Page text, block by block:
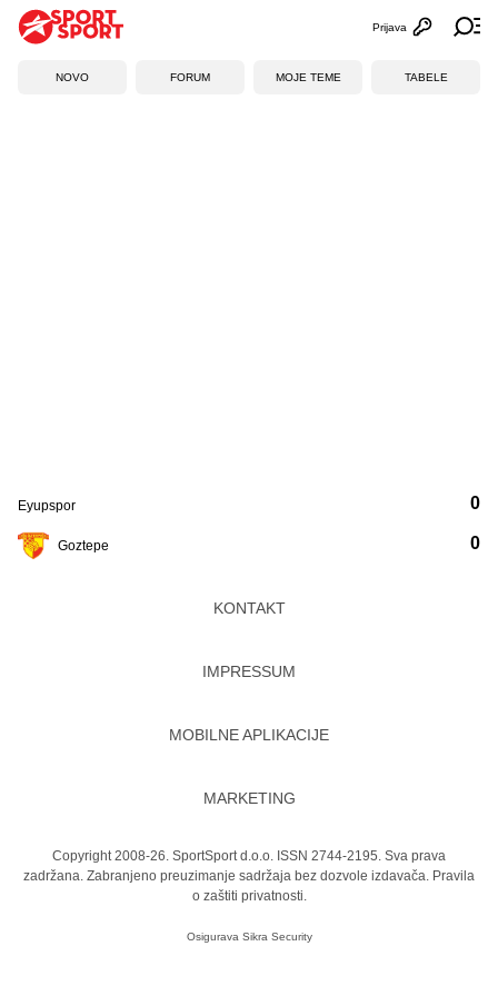
Otvori
Prijava
NOVO FORUM MOJE TEME TABELE
Eyupspor
Goztepe
0
0
KONTAKT
IMPRESSUM
MOBILNE APLIKACIJE
MARKETING
Copyright 2008-26. SportSport d.o.o. ISSN 2744-2195. Sva prava
zadržana. Zabranjeno preuzimanje sadržaja bez dozvole izdavača. Pravila
o zaštiti privatnosti.
Osigurava Sikra Security